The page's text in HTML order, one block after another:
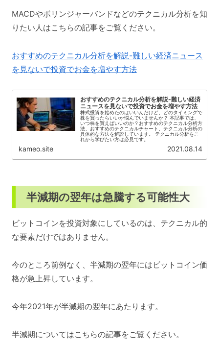
MACDやボリンジャーバンドなどのテクニカル分析を知
りたい人はこちらの記事をご覧ください。
おすすめのテクニカル分析を解説-難しい経済ニュース
を見ないで投資でお金を増やす方法
おすすめのテクニカル分析を解説-難しい経済
ニュースを見ないで投資でお金を増やす方法
株式投資を始めたのはいいんだけど、どのタイミングで
株を買ったらいいか悩んでいませんか？ 本記事では、
いつ株を買えばいいのか？おすすめのテクニカル分析方
法、おすすめのテクニカルチャート、テクニカル分析の
具体的な方法を解説しています。 テクニカル分析をこ
れから学びたい方は必見です。
kameo.site 2021.08.14
半減期の翌年は急騰する可能性大
ビットコインを投資対象にしているのは、テクニカル的
な要素だけではありません。
今のところ前例なく、半減期の翌年にはビットコイン価
格が急上昇しています。
今年2021年が半減期の翌年にあたります。
半減期についてはこちらの記事をご覧ください。